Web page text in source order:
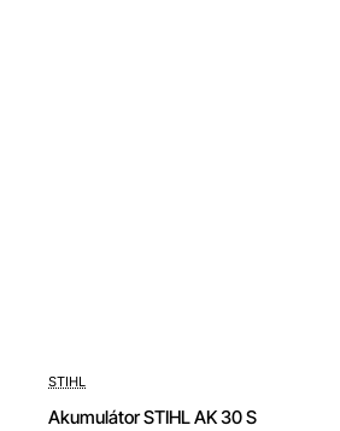
-11%
STIHL
Akumulátor STIHL AK 30 S